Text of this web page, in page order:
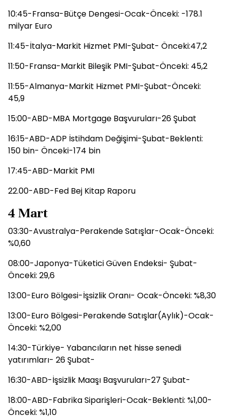
10:45-Fransa-Bütçe Dengesi-Ocak-Önceki: -178.1
milyar Euro
11:45-İtalya-Markit Hizmet PMI-Şubat- Önceki:47,2
11:50-Fransa-Markit Bileşik PMI-Şubat-Önceki: 45,2
11:55-Almanya-Markit Hizmet PMI-Şubat-Önceki:
45,9
15:00-ABD-MBA Mortgage Başvuruları-26 Şubat
16:15-ABD-ADP İstihdam Değişimi-Şubat-Beklenti:
150 bin- Önceki-174 bin
17:45-ABD-Markit PMI
22.00-ABD-Fed Bej Kitap Raporu
4 Mart
03:30-Avustralya-Perakende Satışlar-Ocak-Önceki:
%0,60
08:00-Japonya-Tüketici Güven Endeksi- Şubat-
Önceki: 29,6
13:00-Euro Bölgesi-İşsizlik Oranı- Ocak-Önceki: %8,30
13:00-Euro Bölgesi-Perakende Satışlar(Aylık)-Ocak-
Önceki: %2,00
14:30-Türkiye- Yabancıların net hisse senedi
yatırımları- 26 Şubat-
16:30-ABD-İşsizlik Maaşı Başvuruları-27 Şubat-
18:00-ABD-Fabrika Siparişleri-Ocak-Beklenti: %1,00-
Önceki: %1,10